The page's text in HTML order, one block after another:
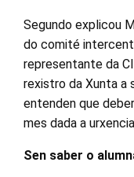
Segundo explicou
do comité
representante da
rexistro da Xunta a
entenden que
mes dada a
Sen saber o